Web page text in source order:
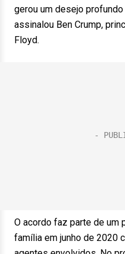
gerou um desejo profundo
assinalou Ben Crump,
Floyd.
O acordo faz parte de
família em junho de 2020